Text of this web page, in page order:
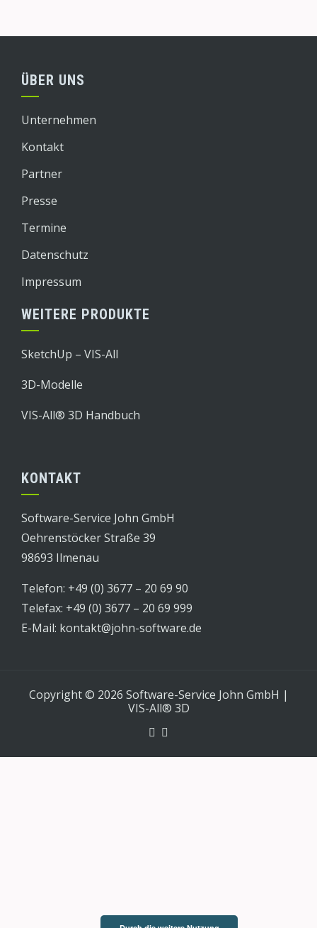
ÜBER UNS
Unternehmen
Kontakt
Partner
Presse
Termine
Datenschutz
Impressum
WEITERE PRODUKTE
SketchUp – VIS-All
3D-Modelle
VIS-All® 3D Handbuch
KONTAKT
Software-Service John GmbH
Oehrenstöcker Straße 39
98693 Ilmenau
Telefon: +49 (0) 3677 – 20 69 90
Telefax: +49 (0) 3677 – 20 69 999
E-Mail: kontakt@john-software.de
Copyright © 2026 Software-Service John GmbH |
VIS-All® 3D